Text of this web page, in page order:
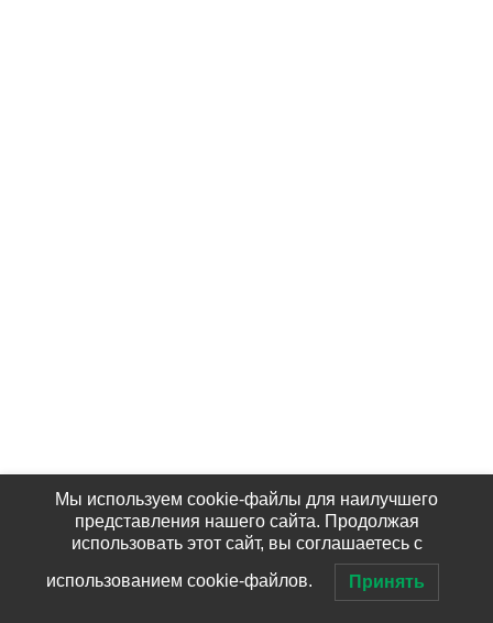
Мы используем cookie-файлы для наилучшего
представления нашего сайта. Продолжая
использовать этот сайт, вы соглашаетесь с
использованием cookie-файлов. Принять